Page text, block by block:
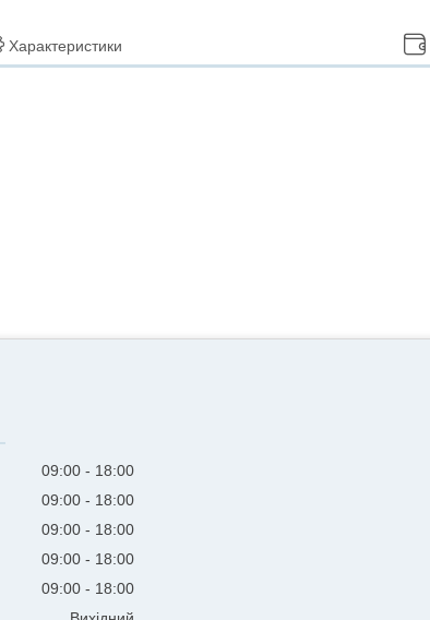
Характеристики
09:00
18:00
09:00
18:00
09:00
18:00
09:00
18:00
09:00
18:00